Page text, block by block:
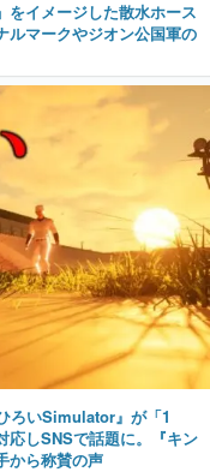
をイメージした散水ホース
ルマークやジオン公国軍の
ろいSimulator』が「1
応しSNSで話題に。『キン
から称賛の声